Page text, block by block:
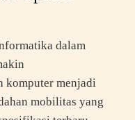
dalam
komputer menjadi
mobilitas yang